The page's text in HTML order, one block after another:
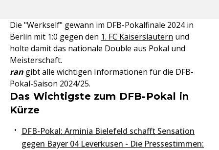
Die "Werkself" gewann im DFB-Pokalfinale 2024 in
Berlin mit 1:0 gegen den 1. FC Kaiserslautern und
holte damit das nationale Double aus Pokal und
Meisterschaft.
ran gibt alle wichtigen Informationen für die DFB-
Pokal-Saison 2024/25.
Das Wichtigste zum DFB-Pokal in
Kürze
DFB-Pokal: Arminia Bielefeld schafft Sensation
gegen Bayer 04 Leverkusen - Die Pressestimmen: